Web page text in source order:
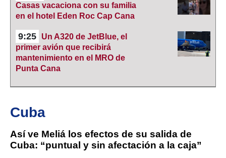
Casas vacaciona con su familia
en el hotel Eden Roc Cap Cana
9:25
Un A320 de JetBlue, el
primer avión que recibirá
mantenimiento en el MRO de
Punta Cana
Cuba
Así ve Meliá los efectos de su salida de
Cuba: “puntual y sin afectación a la caja”